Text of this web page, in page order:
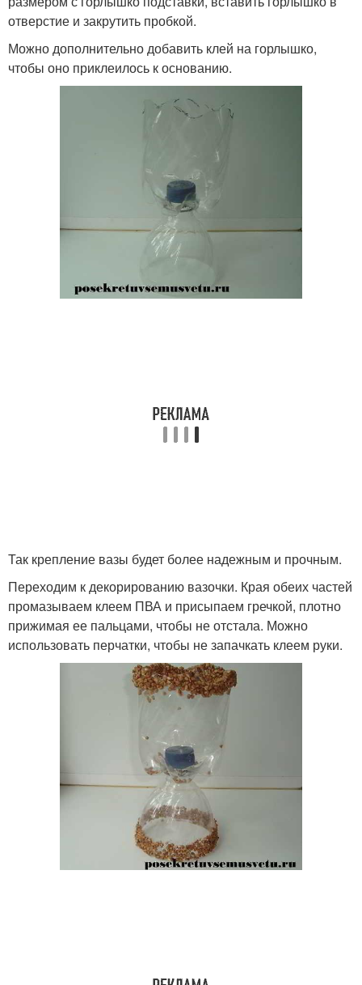
отверстие и закрутить пробкой.
Можно дополнительно добавить клей на горлышко,
чтобы оно приклеилось к основанию.
Так крепление вазы будет более надежным и прочным.
Переходим к декорированию вазочки. Края обеих частей
промазываем клеем ПВА и присыпаем гречкой, плотно
прижимая ее пальцами, чтобы не отстала. Можно
использовать перчатки, чтобы не запачкать клеем руки.